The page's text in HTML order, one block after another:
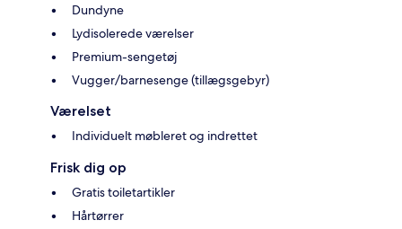
Dundyne
Lydisolerede værelser
Premium-sengetøj
Vugger/barnesenge (tillægsgebyr)
Værelset
Individuelt møbleret og indrettet
Frisk dig op
Gratis toiletartikler
Hårtørrer